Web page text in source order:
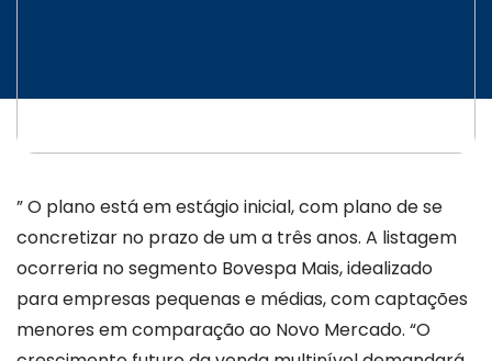
” O plano está em estágio inicial, com plano de se
concretizar no prazo de um a três anos. A listagem
ocorreria no segmento Bovespa Mais, idealizado
para empresas pequenas e médias, com captações
menores em comparação ao Novo Mercado. “O